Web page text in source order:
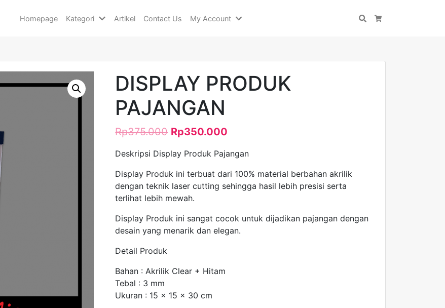
Homepage Kategori Artikel Contact Us My Account Search
DISPLAY PRODUK
PAJANGAN
Rp375.000 Rp350.000
Deskripsi Display Produk Pajangan
Display Produk ini terbuat dari 100% material berbahan akrilik
dengan teknik laser cutting sehingga hasil lebih presisi serta
terlihat lebih mewah.
Display Produk ini sangat cocok untuk dijadikan pajangan dengan
desain yang menarik dan elegan.
Detail Produk
Bahan : Akrilik Clear + Hitam
Tebal : 3 mm
Ukuran : 15 x 15 x 30 cm